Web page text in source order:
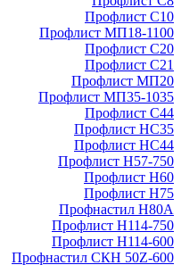
Профлист С10
Профлист МП18-1100
Профлист С20
Профлист С21
Профлист МП20
Профлист МП35-1035
Профлист С44
Профлист НС35
Профлист НС44
Профлист Н57-750
Профлист Н60
Профлист Н75
Профнастил Н80А
Профлист Н114-750
Профлист Н114-600
Профнастил СКН 50Z-600